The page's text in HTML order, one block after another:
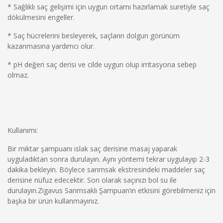
* Sağlıklı saç gelişimi için uygun ortamı hazırlamak suretiyle saç
dökülmesini engeller.
* Saç hücrelerini besleyerek, saçların dolgun görünüm
kazanmasına yardımcı olur.
* pH değeri saç derisi ve cilde uygun olup irritasyona sebep
olmaz.
Kullanımı:
Bir miktar şampuanı ıslak saç derisine masaj yaparak
uyguladıktan sonra durulayın. Aynı yöntemi tekrar uygulayıp 2-3
dakika bekleyin. Böylece sarımsak ekstresindeki maddeler saç
derisine nüfuz edecektir. Son olarak saçınızı bol su ile
durulayın.Zigavus Sarımsaklı Şampuan’ın etkisini görebilmeniz için
başka bir ürün kullanmayınız.